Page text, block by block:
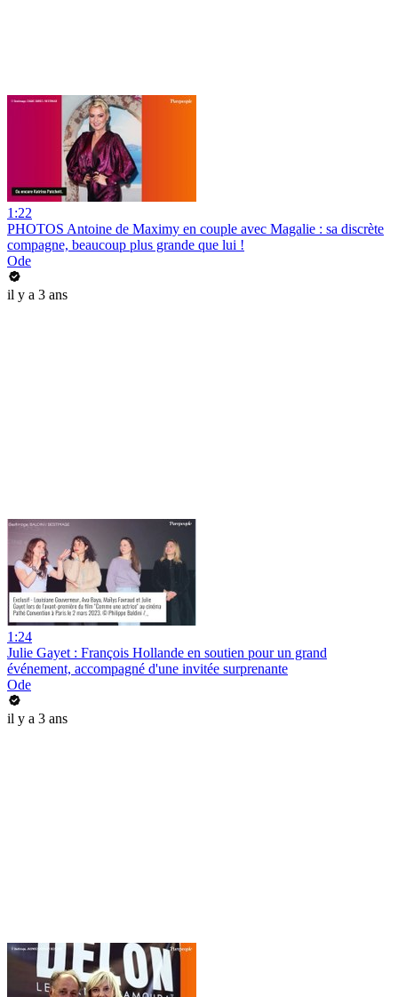
1:22
PHOTOS Antoine de Maximy en couple avec Magalie : sa discrète
compagne, beaucoup plus grande que lui !
Ode
il y a 3 ans
1:24
Julie Gayet : François Hollande en soutien pour un grand
événement, accompagné d'une invitée surprenante
Ode
il y a 3 ans